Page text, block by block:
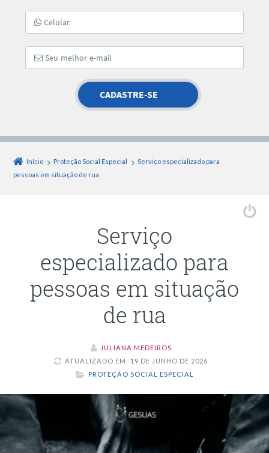
Início Proteção Social Especial
Serviço especializado para
pessoas em situação de rua
Serviço
especializado para
pessoas em situação
de rua
JULIANA MEDEIROS
ATUALIZADO EM: 19 DE JUNHO DE 2026
PROTEÇÃO SOCIAL ESPECIAL